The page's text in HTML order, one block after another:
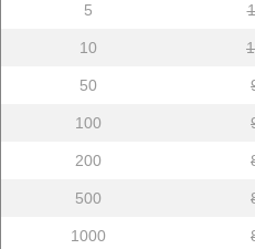
5
10
50
100
200
500
1000